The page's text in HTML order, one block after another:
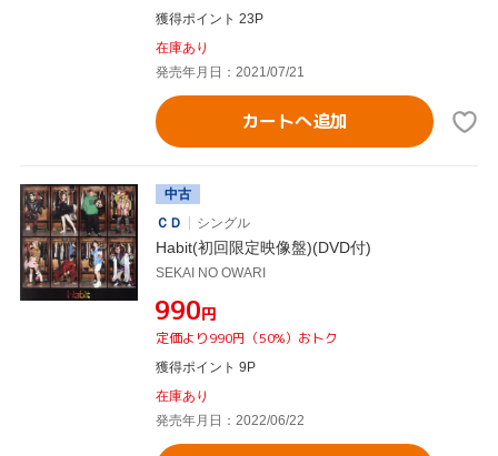
獲得ポイント 23P
在庫あり
発売年月日：2021/07/21
カートへ追加
中古
ＣＤ
シングル
Habit(初回限定映像盤)(DVD付)
SEKAI NO OWARI
¥990円
定価より990円（50%）おトク
獲得ポイント 9P
在庫あり
発売年月日：2022/06/22